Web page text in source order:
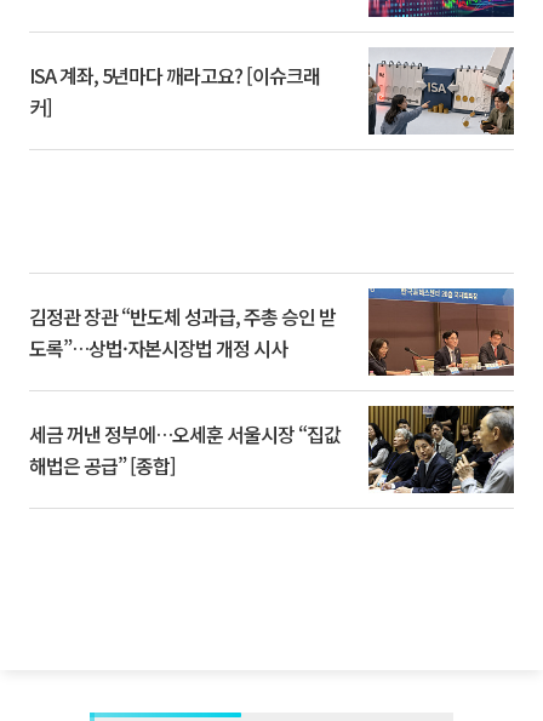
ISA 계좌, 5년마다 깨라고요? [이슈크래
커]
김정관 장관 “반도체 성과급, 주총 승인 받
도록”…상법·자본시장법 개정 시사
세금 꺼낸 정부에…오세훈 서울시장 “집값
해법은 공급” [종합]